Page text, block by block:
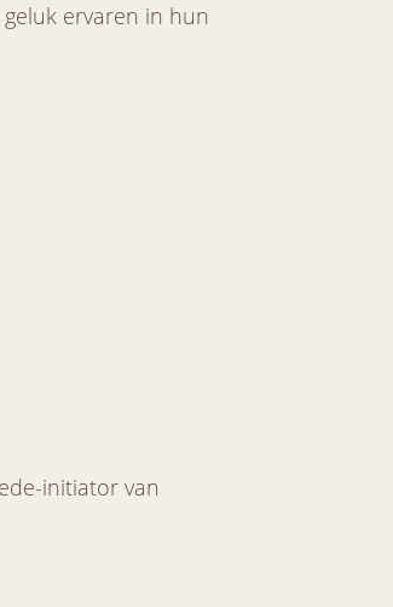
ervaren in hun
initiator van